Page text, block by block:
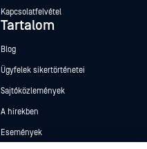
Kapcsolatfelvétel
Tartalom
Blog
Ügyfelek sikertörténetei
Sajtóközlemények
A hírekben
Események